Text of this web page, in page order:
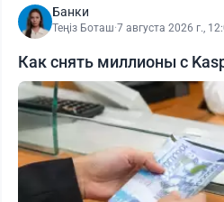
Банки
Теңіз Боташ·7 августа 2026 г.,
Как снять миллионы с